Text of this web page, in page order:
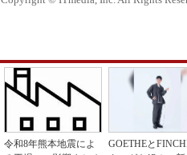
令和8年熊本地震によ
GOETHEと